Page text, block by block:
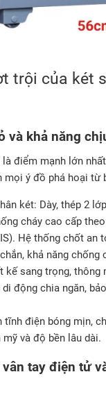
trội của két
và khả năng
điểm mạnh lớn
mọi ý đồ phá hoại từ
két: Dày, thép 2
cháy cao cấp
Hệ thống chốt an
khả năng chống
kế sang trọng, thông
động chia ngăn,
tĩnh điện bóng mịn,
và độ bền lâu dài.
vân tay điện tử